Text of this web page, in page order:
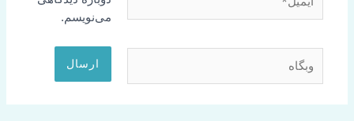
می‌نویسم.